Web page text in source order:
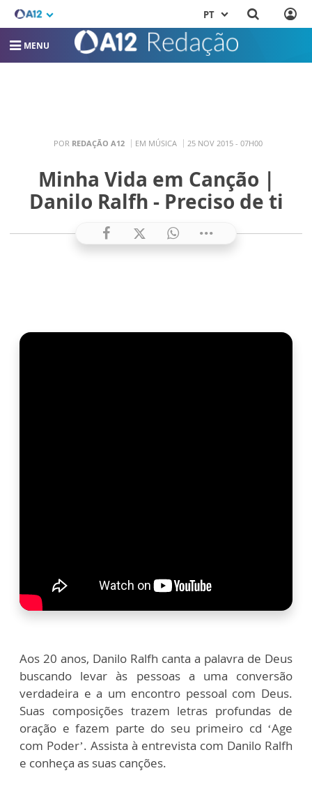
PT
MENU
POR REDAÇÃO A12 EM MÚSICA 25 NOV 2015 - 07H00
Minha Vida em Canção |
Danilo Ralfh - Preciso de ti
Aos 20 anos, Danilo Ralfh canta a palavra de Deus
buscando levar às pessoas a uma conversão
verdadeira e a um encontro pessoal com Deus.
Suas composições trazem letras profundas de
oração e fazem parte do seu primeiro cd ‘Age
com Poder’. Assista à entrevista com Danilo Ralfh
e conheça as suas canções.